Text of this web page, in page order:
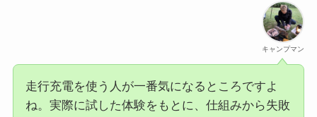
キャンプマン
走行充電を使う人が一番気になるところですよ
ね。実際に試した体験をもとに、仕組みから失敗